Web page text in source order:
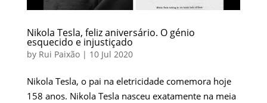
Nikola Tesla, feliz aniversário. O génio
esquecido e injustiçado
by Rui Paixão| 10 Jul 2020
Nikola Tesla, o pai na eletricidade comemora hoje
158 anos. Nikola Tesla nasceu exatamente na meia